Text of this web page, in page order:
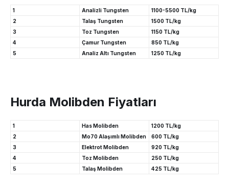
1 Analizli Tungsten
1100-5500 TL/kg
2
Talaş Tungsten
1500 TL/kg
3
Toz Tungsten
1150 TL/kg
4
Çamur Tungsten
850 TL/kg
5
Analiz Altı Tungsten 1250 TL/kg
Hurda Molibden Fiyatları
1 Has Molibden
1200 TL/kg
2
Mo70 Alaşımlı Molibden
600 TL/kg
3
Elektrot Molibden
920 TL/kg
4
Toz Molibden
250 TL/kg
5
Talaş Molibden 425 TL/kg